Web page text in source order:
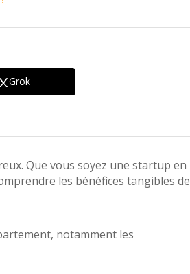
Grok
Que vous soyez une startup en
les bénéfices tangibles de
notamment les